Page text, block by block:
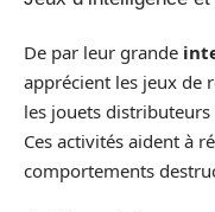
De par leur grande
apprécient les jeux de
les jouets
Ces activités aident à
comportements